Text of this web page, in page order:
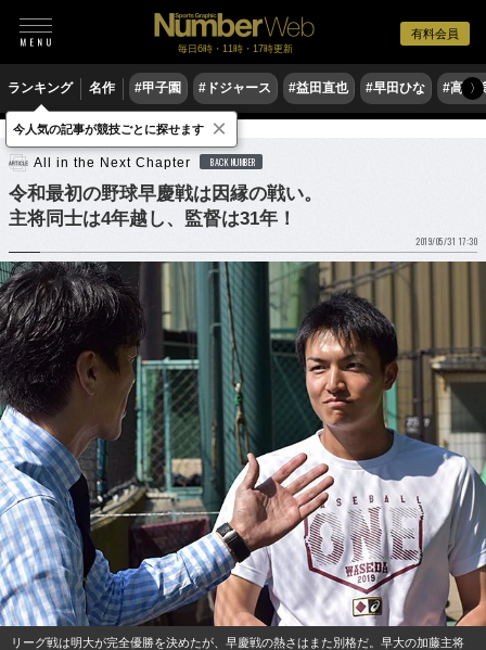
有料会員
毎日6時・11時・17時更新
ランキング 名作 #甲子園 #ドジャース #益田直也 #早田ひな #高木
〉
野球 大学野球
All in the Next Chapter BACK NUMBER
令和最初の野球早慶戦は因縁の戦い。
主将同士は4年越し、監督は31年！
2019/05/31 17:30
リーグ戦は明大が完全優勝を決めたが、早慶戦の熱さはまた別格だ。早大の加藤主将
今人気の記事が競技ごとに探せます ×